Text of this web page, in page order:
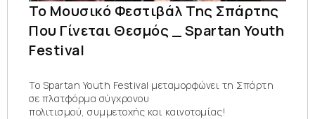
Το Μουσικό Φεστιβάλ Της Σπάρτης
Που Γίνεται Θεσμός _ Spartan Youth
Festival
Το Spartan Youth Festival μεταμορφώνει τη Σπάρτη
σε πλατφόρμα σύγχρονου
πολιτισμού, συμμετοχής και καινοτομίας!